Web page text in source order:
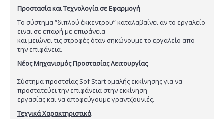
Προστασία και Τεχνολογία σε Εφαρμογή
Το σύστημα “διπλού έκκεντρου” καταλαβαίνει αν το εργαλείο
ειναι σε επαφή με επιφάνεια
και μειώνει τις στροφές όταν σηκώνουμε το εργαλείο απο
την επιφάνεια.
Νέος Μηχανισμός Προστασίας Λειτουργίας
Σύστημα προστσίας Sof Start ομαλής εκκίνησης για να
προστατεύει την επιφάνεια στην εκκίνηση
εργασίας και να αποφεύγουμε γραντζουνιές.
Τεχνικά Χαρακτηριστικά